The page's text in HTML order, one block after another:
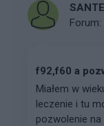
Forum:
f92,f60 a
Miałem w
leczenie i tu
pozwolenie na